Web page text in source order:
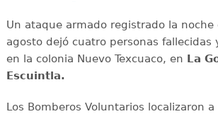
Un ataque armado registrado la
agosto dejó cuatro personas fallecidas
en la colonia Nuevo Texcuaco, en La
Escuintla.
Los Bomberos Voluntarios localizaron a